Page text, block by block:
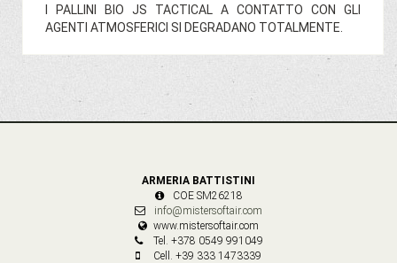
I PALLINI BIO JS TACTICAL A CONTATTO CON GLI
AGENTI ATMOSFERICI SI DEGRADANO TOTALMENTE.
ARMERIA BATTISTINI
COE SM26218
info@mistersoftair.com
www.mistersoftair.com
Tel. +378 0549 991049
Cell. +39 333 1473339